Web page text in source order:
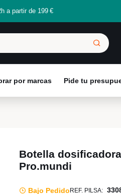
a partir de 199 €
por marcas Pide tu
Botella
Pro.mundi
Bajo Pedido REF. PILSA: